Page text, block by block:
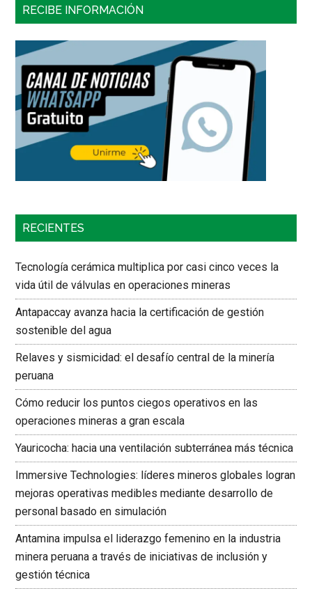
RECIBE INFORMACIÓN
RECIENTES
Tecnología cerámica multiplica por casi cinco veces la
vida útil de válvulas en operaciones mineras
Antapaccay avanza hacia la certificación de gestión
sostenible del agua
Relaves y sismicidad: el desafío central de la minería
peruana
Cómo reducir los puntos ciegos operativos en las
operaciones mineras a gran escala
Yauricocha: hacia una ventilación subterránea más técnica
Immersive Technologies: líderes mineros globales logran
mejoras operativas medibles mediante desarrollo de
personal basado en simulación
Antamina impulsa el liderazgo femenino en la industria
minera peruana a través de iniciativas de inclusión y
gestión técnica